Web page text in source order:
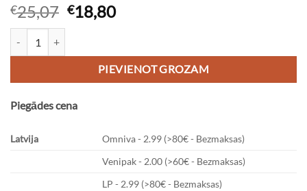
€25,07 Original
price
€25,07.
€18,80Current
€18,80.
PIEVIENOT GROZAM
Piegādes cena
Latvija
Omniva - 2.99 (>80€ - Bezmaksas)
Venipak - 2.00 (>60€ - Bezmaksas)
LP - 2.99 (>80€ - Bezmaksas)